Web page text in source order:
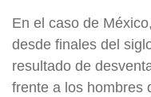
En el caso de
desde finales del
resultado de
frente a los hombres